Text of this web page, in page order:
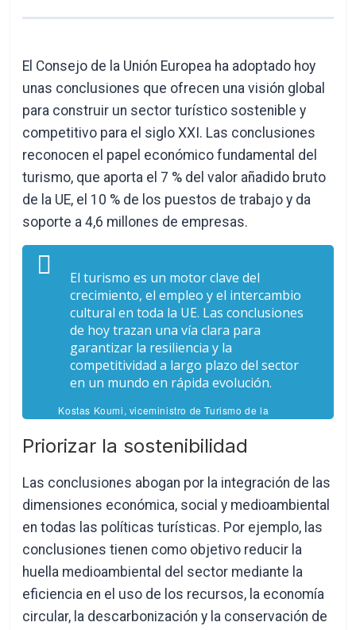
El Consejo de la Unión Europea ha adoptado hoy
unas conclusiones que ofrecen una visión global
para construir un sector turístico sostenible y
competitivo para el siglo XXI. Las conclusiones
reconocen el papel económico fundamental del
turismo, que aporta el 7 % del valor añadido bruto
de la UE, el 10 % de los puestos de trabajo y da
soporte a 4,6 millones de empresas.
El turismo es un motor clave del
crecimiento, el empleo y el intercambio
cultural en toda la UE. Las conclusiones
de hoy trazan una vía clara para
garantizar la resiliencia y la
competitividad a largo plazo del sector
en un mundo en rápida evolución.
Kostas Koumi, viceministro de Turismo de la
República de Chipre
Priorizar la sostenibilidad
Las conclusiones abogan por la integración de las
dimensiones económica, social y medioambiental
en todas las políticas turísticas. Por ejemplo, las
conclusiones tienen como objetivo reducir la
huella medioambiental del sector mediante la
eficiencia en el uso de los recursos, la economía
circular, la descarbonización y la conservación de